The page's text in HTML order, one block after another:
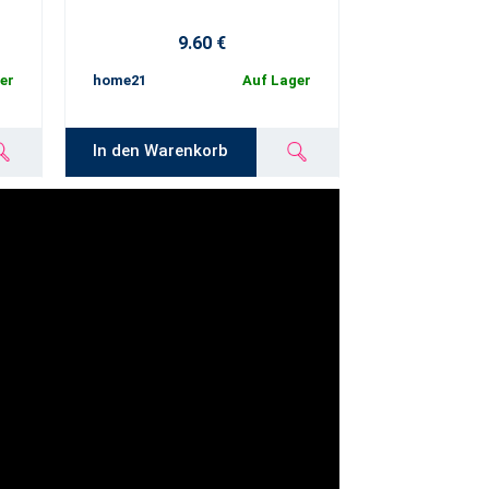
9.60 €
home21 Auf Lager
In den Warenkorb